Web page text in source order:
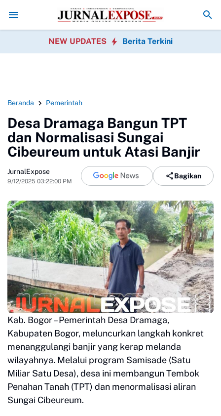
Satwa Liar DihentikanPegawai Kecamatan Caringin Gelar Khitanan
NEW UPDATES Berita Terkini
Beranda Pemerintah
Desa Dramaga Bangun TPT
dan Normalisasi Sungai
Cibeureum untuk Atasi Banjir
JurnalExpose
9/12/2025 03:22:00 PM
Bagikan
Kab. Bogor – Pemerintah Desa Dramaga,
Kabupaten Bogor, meluncurkan langkah konkret
menanggulangi banjir yang kerap melanda
wilayahnya. Melalui program Samisade (Satu
Miliar Satu Desa), desa ini membangun Tembok
Penahan Tanah (TPT) dan menormalisasi aliran
Sungai Cibeureum.